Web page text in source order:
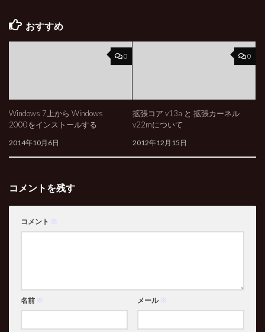
おすすめ
0
Windows 7上から Windows
2000をインストールする
2014年10月6日
0
拡張コア v13a と 拡張カーネル
v22mについて
2012年12月15日
コメントを残す
コメント ※
名前 ※ メール ※